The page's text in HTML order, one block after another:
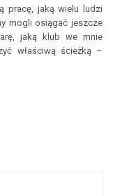
pracę, jaką wielu ludzi
mogli osiągać jeszcze
jaką klub we mnie
właściwą ścieżką –